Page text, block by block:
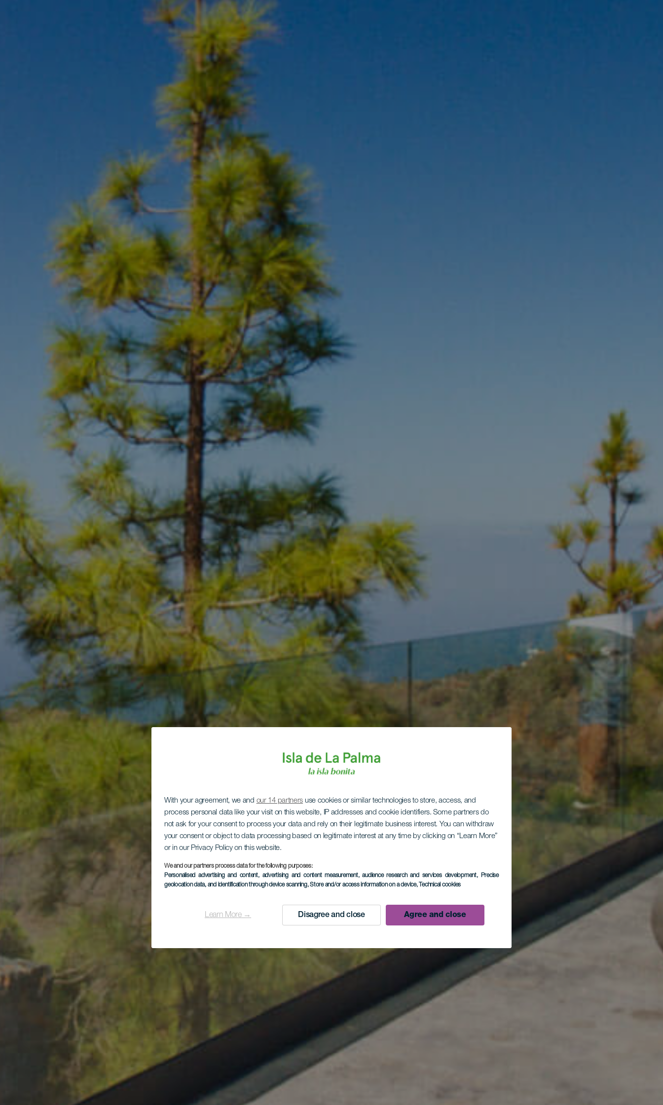
With your agreement, we and our 14 partners use cookies or similar technologies to store, access, and
process personal data like your visit on this website, IP addresses and cookie identifiers. Some partners do
not ask for your consent to process your data and rely on their legitimate business interest. You can withdraw
your consent or object to data processing based on legitimate interest at any time by clicking on “Learn More”
or in our Privacy Policy on this website.
We and our partners process data for the following purposes:
Personalised advertising and content, advertising and content measurement, audience research and services development, Precise
geolocation data, and identification through device scanning, Store and/or access information on a device, Technical cookies
Learn More → Disagree and close Agree and close